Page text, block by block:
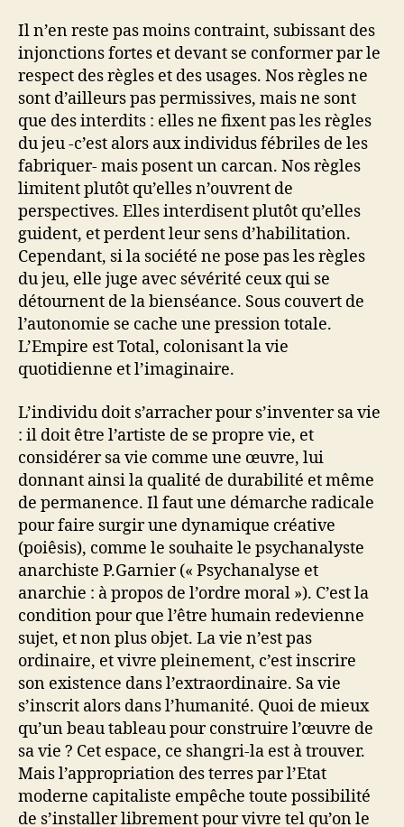
Il n’en reste pas moins contraint, subissant des
injonctions fortes et devant se conformer par le
respect des règles et des usages. Nos règles ne
sont d’ailleurs pas permissives, mais ne sont
que des interdits : elles ne fixent pas les règles
du jeu -c’est alors aux individus fébriles de les
fabriquer- mais posent un carcan. Nos règles
limitent plutôt qu’elles n’ouvrent de
perspectives. Elles interdisent plutôt qu’elles
guident, et perdent leur sens d’habilitation.
Cependant, si la société ne pose pas les règles
du jeu, elle juge avec sévérité ceux qui se
détournent de la bienséance. Sous couvert de
l’autonomie se cache une pression totale.
L’Empire est Total, colonisant la vie
quotidienne et l’imaginaire.
L’individu doit s’arracher pour s’inventer sa vie
: il doit être l’artiste de se propre vie, et
considérer sa vie comme une œuvre, lui
donnant ainsi la qualité de durabilité et même
de permanence. Il faut une démarche radicale
pour faire surgir une dynamique créative
(poiêsis), comme le souhaite le psychanalyste
anarchiste P.Garnier (« Psychanalyse et
anarchie : à propos de l’ordre moral »). C’est la
condition pour que l’être humain redevienne
sujet, et non plus objet. La vie n’est pas
ordinaire, et vivre pleinement, c’est inscrire
son existence dans l’extraordinaire. Sa vie
s’inscrit alors dans l’humanité. Quoi de mieux
qu’un beau tableau pour construire l’œuvre de
sa vie ? Cet espace, ce shangri-la est à trouver.
Mais l’appropriation des terres par l’Etat
moderne capitaliste empêche toute possibilité
de s’installer librement pour vivre tel qu’on le